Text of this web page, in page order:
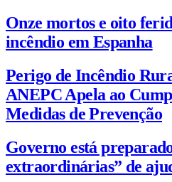
Onze mortos e oito
incêndio em Espanha
Perigo de Incêndio
ANEPC Apela ao
Medidas de Prevenção
Governo está
extraordinárias” de